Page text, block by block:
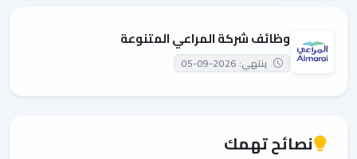
وظائف شركة المراعي المتنوعة
ينتهي: 2026-09-05
نصائح تهمك